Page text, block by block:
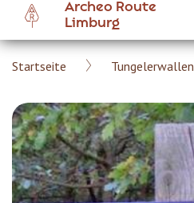
main
content
Archeo Route
Limburg
Breadcrumb
Startseite Tungelerwallen